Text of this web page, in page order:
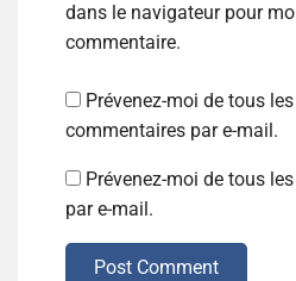
dans le navigateur pour
commentaire.
Prévenez-moi de tous
commentaires par e-mail.
Prévenez-moi de tous
par e-mail.
Post Comment